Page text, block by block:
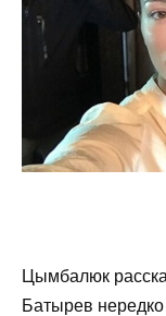
Цымбалюк
Батырев нередко